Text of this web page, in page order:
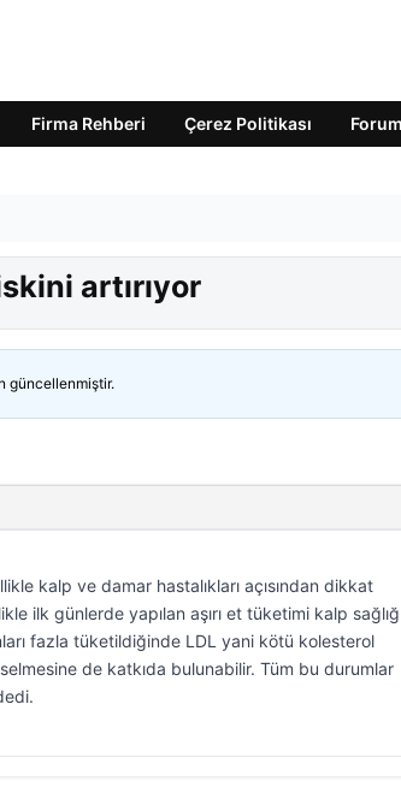
Firma Rehberi Çerez Politikası Forum
artırıyor
güncellenmiştir.
kalp ve damar hastalıkları açısından dikkat
ilk günlerde yapılan aşırı et tüketimi kalp
fazla tüketildiğinde LDL yani kötü kolesterol
de katkıda bulunabilir. Tüm bu durumlar